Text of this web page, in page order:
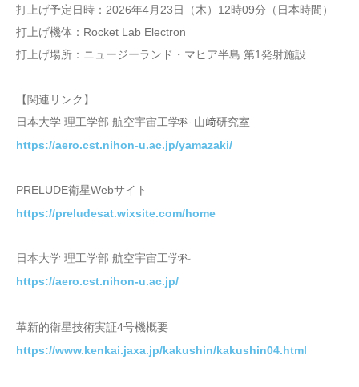
打上げ予定日時：2026年4月23日（木）12時09分（日本時間）
打上げ機体：Rocket Lab Electron
打上げ場所：ニュージーランド・マヒア半島 第1発射施設
【関連リンク】
日本大学 理工学部 航空宇宙工学科 山﨑研究室
https://aero.cst.nihon-u.ac.jp/yamazaki/
PRELUDE衛星Webサイト
https://preludesat.wixsite.com/home
日本大学 理工学部 航空宇宙工学科
https://aero.cst.nihon-u.ac.jp/
革新的衛星技術実証4号機概要
https://www.kenkai.jaxa.jp/kakushin/kakushin04.html